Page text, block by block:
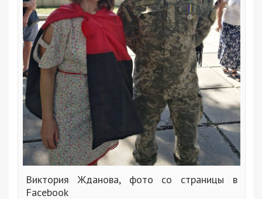
Виктория Жданова, фото со страницы в
Facebook